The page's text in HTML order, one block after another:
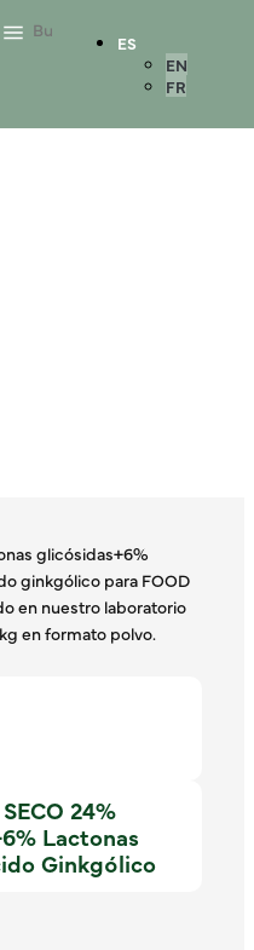
ES
EN
FR
glicósidas+6%
ginkgólico para FOOD
en nuestro laboratorio
en formato polvo.
24%
Lactonas
Ginkgólico